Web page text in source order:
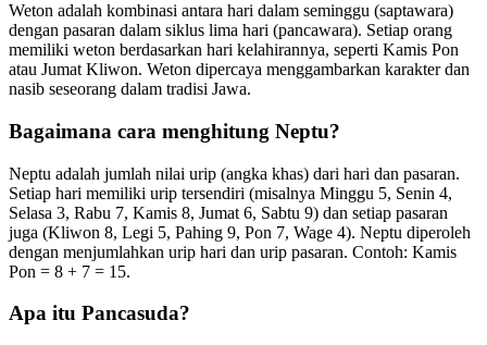
Weton adalah kombinasi antara hari dalam seminggu (saptawara)
dengan pasaran dalam siklus lima hari (pancawara). Setiap orang
memiliki weton berdasarkan hari kelahirannya, seperti Kamis Pon
atau Jumat Kliwon. Weton dipercaya menggambarkan karakter dan
nasib seseorang dalam tradisi Jawa.
Bagaimana cara menghitung Neptu?
Neptu adalah jumlah nilai urip (angka khas) dari hari dan pasaran.
Setiap hari memiliki urip tersendiri (misalnya Minggu 5, Senin 4,
Selasa 3, Rabu 7, Kamis 8, Jumat 6, Sabtu 9) dan setiap pasaran
juga (Kliwon 8, Legi 5, Pahing 9, Pon 7, Wage 4). Neptu diperoleh
dengan menjumlahkan urip hari dan urip pasaran. Contoh: Kamis
Pon = 8 + 7 = 15.
Apa itu Pancasuda?